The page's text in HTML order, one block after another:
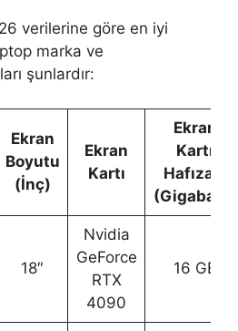
verilerine göre en iyi
marka ve
şunlardır:
Ekran
Boyutu
(İnç)
Ekran
Kartı
Ekran
Kartı
Hafızası
(Gigabayt)
18″
Nvidia
GeForce
RTX
4090
16 GB